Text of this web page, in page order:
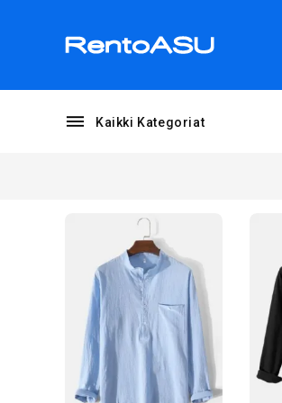
Kaikki Kategoriat